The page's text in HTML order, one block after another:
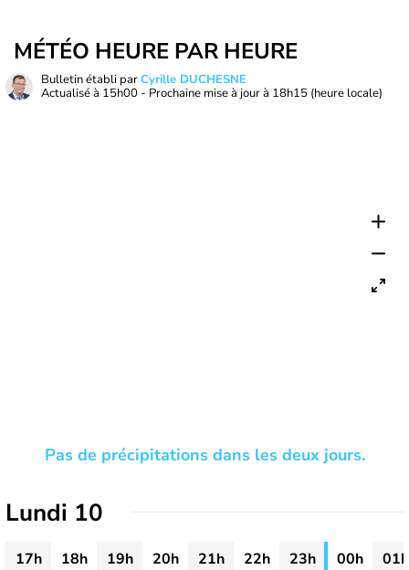
MÉTÉO HEURE PAR HEURE
Bulletin établi parCyrille DUCHESNE
Actualisé à 15h00 - Prochaine mise à jour à 18h15 (heure locale)
Pas de précipitations dans les deux jours.
Lundi 10
17h 18h 19h 20h 21h 22h 23h 00h
01h